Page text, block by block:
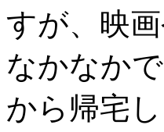
すが、映
なかなか
から帰宅